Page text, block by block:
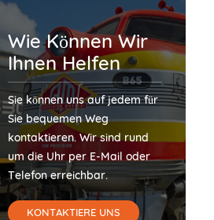
Wie Können Wir
Ihnen Helfen
Sie können uns auf jedem für
Sie bequemen Weg
kontaktieren. Wir sind rund
um die Uhr per E-Mail oder
Telefon erreichbar.
KONTAKTIERE UNS